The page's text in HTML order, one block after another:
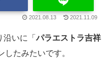
2021.08.13 2021.11.09
沿いに「パラエストラ吉祥
したみたいです。